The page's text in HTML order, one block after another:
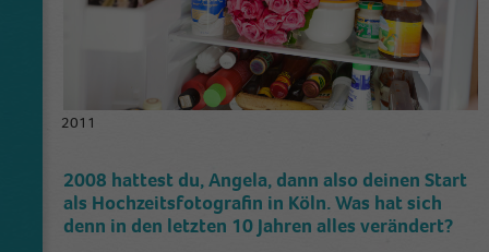
2011
2008 hattest du, Angela, dann also deinen Start
als Hochzeitsfotografin in Köln. Was hat sich
denn in den letzten 10 Jahren alles verändert?